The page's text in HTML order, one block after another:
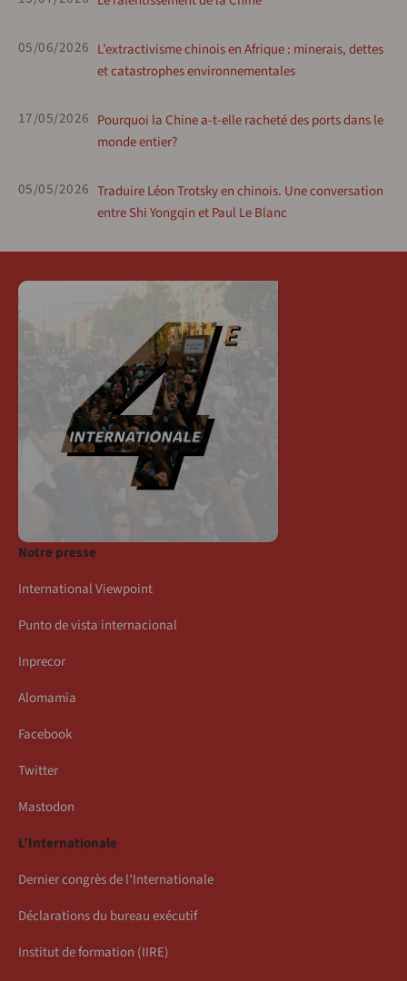
05/06/2026 L’extractivisme chinois en Afrique : minerais, dettes
et catastrophes environnementales
17/05/2026 Pourquoi la Chine a-t-elle racheté des ports dans le
monde entier?
05/05/2026 Traduire Léon Trotsky en chinois. Une conversation
entre Shi Yongqin et Paul Le Blanc
Notre presse
International Viewpoint
Punto de vista internacional
Inprecor
Alomamia
Facebook
Twitter
Mastodon
L’Internationale
Dernier congrès de l’Internationale
Déclarations du bureau exécutif
Institut de formation (IIRE)